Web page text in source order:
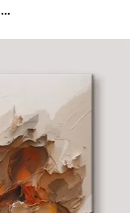
Tájkép festmény egy vitorlással a nyugodt tengeren, narancssárga és sárga égbolt, távoli hegyek